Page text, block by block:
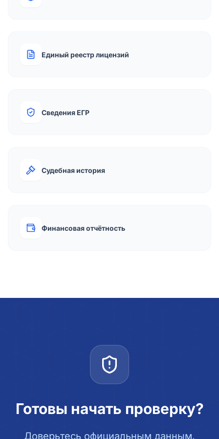
Единый реестр лицензий
Сведения ЕГР
Судебная история
Финансовая отчётность
Готовы начать проверку?
Доверьтесь официальным данным.